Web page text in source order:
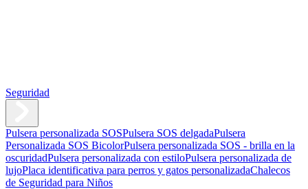
Seguridad
Pulsera personalizada SOSPulsera SOS delgadaPulsera
Personalizada SOS BicolorPulsera personalizada SOS - brilla en la
oscuridadPulsera personalizada con estiloPulsera personalizada de
lujoPlaca identificativa para perros y gatos personalizadaChalecos
de Seguridad para Niños